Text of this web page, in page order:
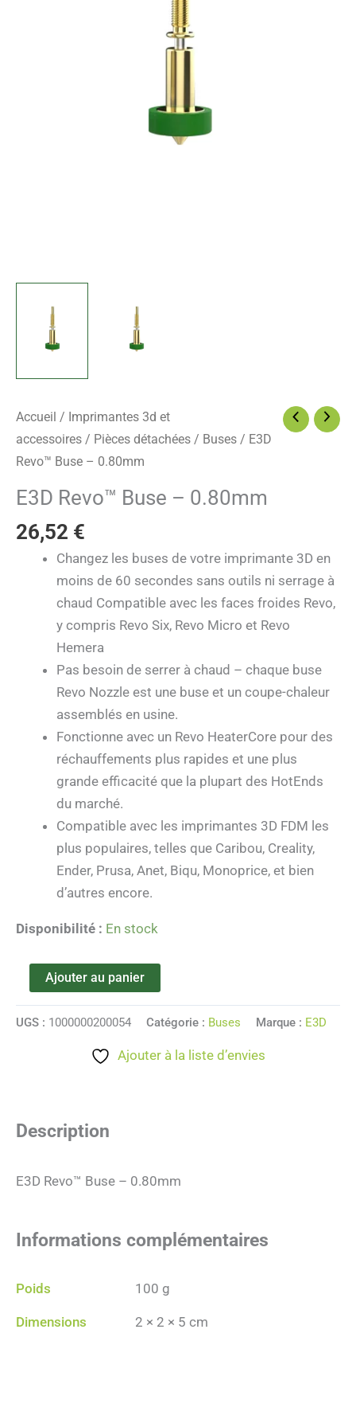
Accueil / Imprimantes 3d et
accessoires / Pièces détachées / Buses / E3D
Revo™ Buse – 0.80mm
E3D Revo™ Buse – 0.80mm
26,52 €
Changez les buses de votre imprimante 3D en
moins de 60 secondes sans outils ni serrage à
chaud Compatible avec les faces froides Revo,
y compris Revo Six, Revo Micro et Revo
Hemera
Pas besoin de serrer à chaud – chaque buse
Revo Nozzle est une buse et un coupe-chaleur
assemblés en usine.
Fonctionne avec un Revo HeaterCore pour des
réchauffements plus rapides et une plus
grande efficacité que la plupart des HotEnds
du marché.
Compatible avec les imprimantes 3D FDM les
plus populaires, telles que Caribou, Creality,
Ender, Prusa, Anet, Biqu, Monoprice, et bien
d’autres encore.
Disponibilité : En stock
Ajouter au panier
UGS : 1000000200054 Catégorie : Buses Marque : E3D
Ajouter à la liste d’envies
Description
E3D Revo™ Buse – 0.80mm
Informations complémentaires
Poids 100 g
Dimensions 2 × 2 × 5 cm